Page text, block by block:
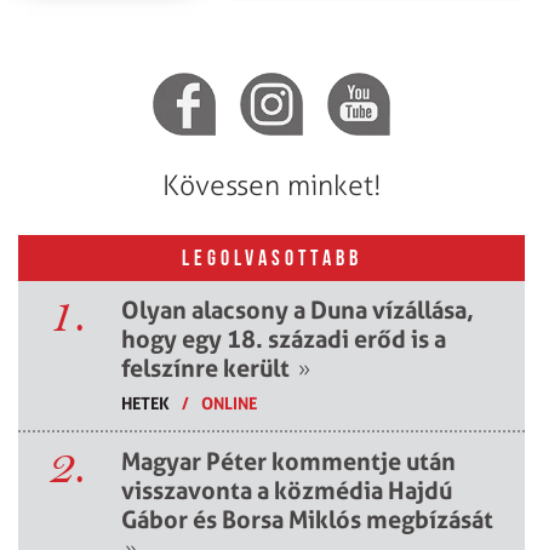
Kövessen minket!
LEGOLVASOTTABB
1.
Olyan alacsony a Duna vízállása,
hogy egy 18. századi erőd is a
felszínre került »
HETEK / ONLINE
2.
Magyar Péter kommentje után
visszavonta a közmédia Hajdú
Gábor és Borsa Miklós megbízását